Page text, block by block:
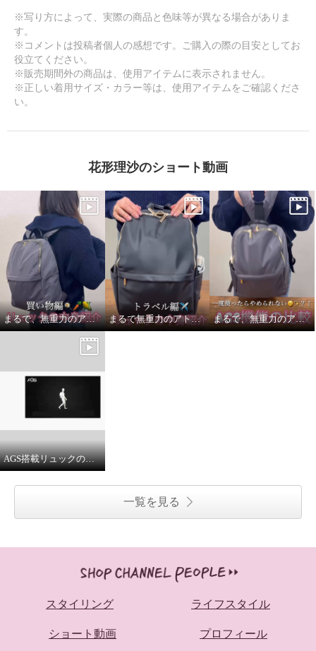
※写り方によって、実際の商品と色味等が異なる場合がありま
す。
※コメントは投稿者個人の感想です。ご購入の際の目安としてお
役立てください。
※販売期間外の商品は、使用アイテムに表示されません。
※正しい着用サイズ・カラー等は、使用アイテムをご確認くださ
い。
花形理沙のショート動画
まるで、無重力のアトラリュックの中身紹介〜買い物編〜 まるで無重力のアトラリュックの中身紹介〜トラベル編〜 まるで、無重力のアトラリュックの機能紹介
AGS搭載リュックの誕生秘話をご紹介
一覧を見る
スタイリング ライフスタイル
ショート動画 プロフィール